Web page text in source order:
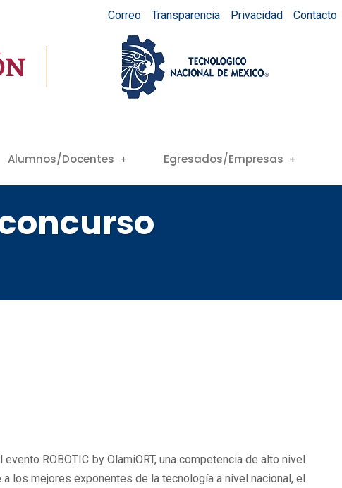
Correo Transparencia Privacidad Contacto
Alumnos/Docentes Egresados/Empresas
ROBOTIC by OlamiORT, una competencia de alto nivel
los mejores exponentes de la tecnología a nivel nacional, el